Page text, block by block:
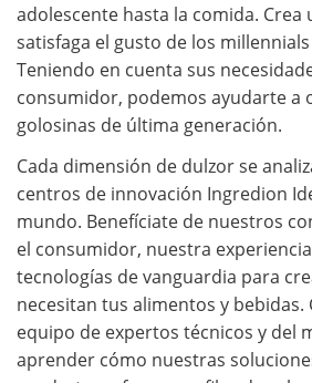
adolescente hasta la comida. Crea
satisfaga el gusto de los
Teniendo en cuenta sus
consumidor, podemos ayudarte a
golosinas de última generación.
Cada dimensión de dulzor se
centros de innovación Ingredion
mundo. Benefíciate de nuestros
el consumidor, nuestra
tecnologías de vanguardia para
necesitan tus alimentos y
equipo de expertos técnicos y del
aprender cómo nuestras